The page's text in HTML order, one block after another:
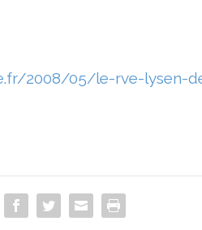
2008/05/le-rve-lysen-